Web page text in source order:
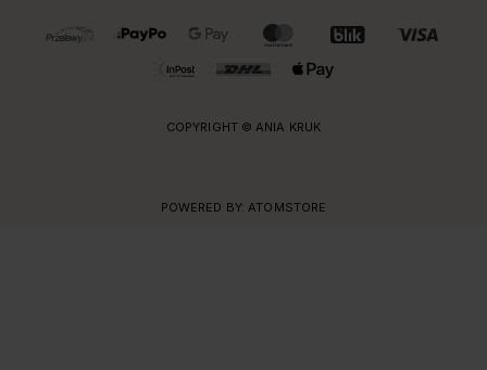
OBSŁUGIWANE FORMY PŁATNOŚCI I DOSTAWY
COPYRIGHT © ANIA KRUK
POWERED BY: ATOMSTORE